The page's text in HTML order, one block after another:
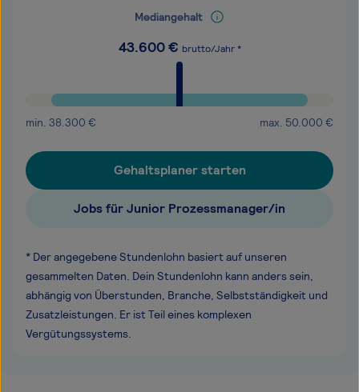
Mediangehalt
43.600€ brutto/Jahr *
min. 38.300 € max. 50.000 €
Gehaltsplaner starten
Jobs für Junior Prozessmanager/in
* Der angegebene Stundenlohn basiert auf unseren
gesammelten Daten. Dein Stundenlohn kann anders sein,
abhängig von Überstunden, Branche, Selbstständigkeit und
Zusatzleistungen. Er ist Teil eines komplexen
Vergütungssystems.